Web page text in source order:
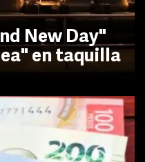
New Day"
en taquilla